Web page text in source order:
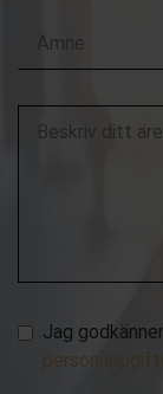
ditt
Jag